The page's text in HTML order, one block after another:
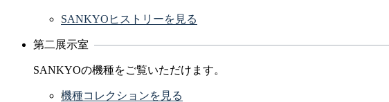
SANKYOヒストリーを見る
第二展示室
SANKYOの機種をご覧いただけます。
機種コレクションを見る